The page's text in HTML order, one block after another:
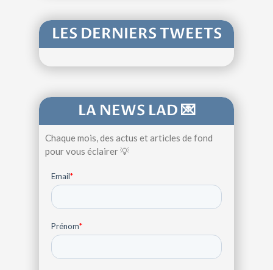
LES DERNIERS TWEETS
LA NEWS LAD 💌
Chaque mois, des actus et articles de fond
pour vous éclairer 💡